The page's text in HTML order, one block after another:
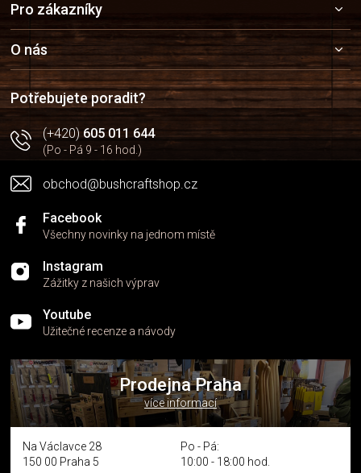
a
t
í
Pro zákazníky
O nás
Potřebujete poradit?
(+420)605 011 644
(Po - Pá 9 - 16 hod.)
obchod@bushcraftshop.cz
Facebook
Všechny novinky na jednom místě
Instagram
Zážitky z našich výprav
Youtube
Užitečné recenze a návody
Prodejna Praha
více informací
Na Václavce 28
150 00 Praha 5
Po - Pá:
10:00 - 18:00 hod.